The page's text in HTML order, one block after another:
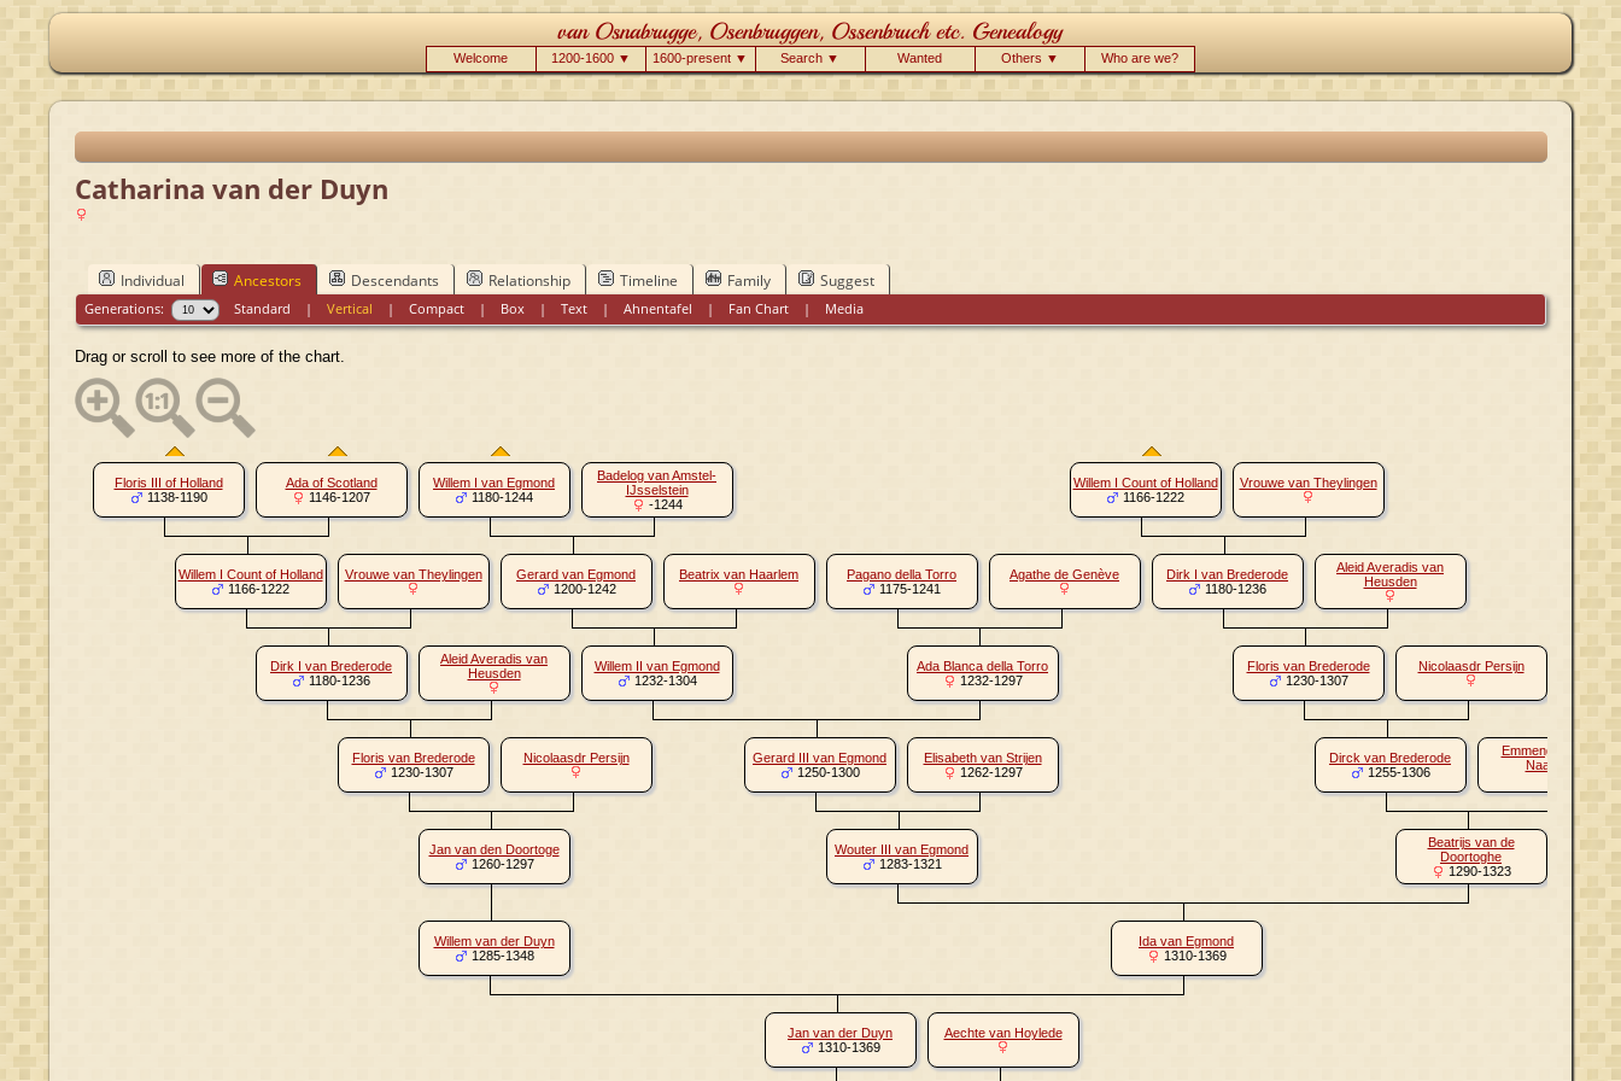
Welcome 1200-1600 ▼ 1600-present ▼ Search ▼ Wanted Others ▼ Who are we?
Catharina van der Duyn
Individual Ancestors Descendants Relationship Timeline Family Suggest
Generations: Standard |Vertical |Compact | Box |Text |Ahnentafel | Fan Chart | Media
Drag or scroll to see more of the chart.
Floris III of Holland
1138-1190
Ada of Scotland
1146-1207
Willem I van Egmond
1180-1244
Badelog van Amstel-
IJsselstein
-1244
Willem I Count of Holland
1166-1222
Vrouwe van Theylingen
Willem I Count of Holland
1166-1222
Vrouwe van Theylingen
Gerard van Egmond
1200-1242
Beatrix van Haarlem
Pagano della Torro
1175-1241
Agathe de Genève
Dirk I van Brederode
1180-1236
Aleid Averadis van
Heusden
Dirk I van Brederode
1180-1236
Aleid Averadis van
Heusden
Willem II van Egmond
1232-1304
Ada Blanca della Torro
1232-1297
Floris van Brederode
1230-1307
Nicolaasdr Persijn
Floris van Brederode
1230-1307
Nicolaasdr Persijn
Gerard III van Egmond
1250-1300
Elisabeth van Strijen
1262-1297
Dirck van Brederode
1255-1306
Emmengarde van
Naaldwijk
Jan van den Doortoge
1260-1297
Wouter III van Egmond
1283-1321
Beatrijs van de
Doortoghe
1290-1323
Willem van der Duyn
1285-1348
Ida van Egmond
1310-1369
Jan van der Duyn
1310-1369
Aechte van Hoylede